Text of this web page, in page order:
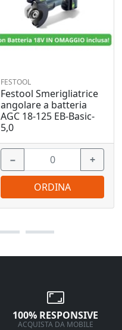
FESTOOL
Festool Smerigliatrice
angolare a batteria
AGC 18-125 EB-Basic-
5,0
− +
ORDINA
100% RESPONSIVE
ACQUISTA DA MOBILE